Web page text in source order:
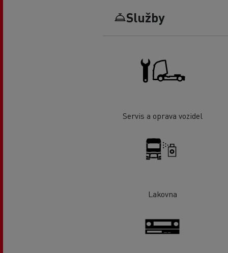
Služby
Servis a oprava vozidel
Lakovna